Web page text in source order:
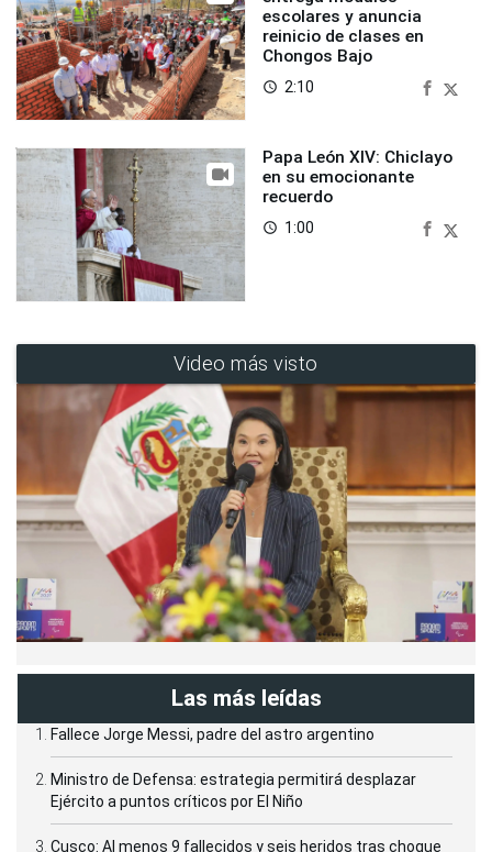
escolares y anuncia
reinicio de clases en
Chongos Bajo
access_time 2:10
Papa León XIV: Chiclayo
en su emocionante
recuerdo
access_time 1:00
Video más visto
Las más leídas
Fallece Jorge Messi, padre del astro argentino
Ministro de Defensa: estrategia permitirá desplazar
Ejército a puntos críticos por El Niño
Cusco: Al menos 9 fallecidos y seis heridos tras choque